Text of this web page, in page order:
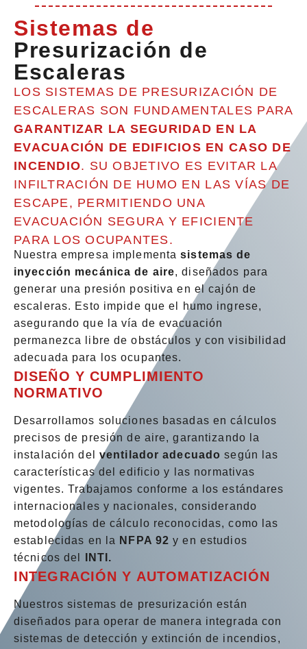
Sistemas de
Presurización de
Escaleras
LOS SISTEMAS DE PRESURIZACIÓN DE
ESCALERAS SON FUNDAMENTALES PARA
GARANTIZAR LA SEGURIDAD EN LA
EVACUACIÓN DE EDIFICIOS EN CASO DE
INCENDIO. SU OBJETIVO ES EVITAR LA
INFILTRACIÓN DE HUMO EN LAS VÍAS DE
ESCAPE, PERMITIENDO UNA
EVACUACIÓN SEGURA Y EFICIENTE
PARA LOS OCUPANTES.
Nuestra empresa implementasistemas de
inyección mecánica de aire, diseñados para
generar una presión positiva en el cajón de
escaleras. Esto impide que el humo ingrese,
asegurando que la vía de evacuación
permanezca libre de obstáculos y con visibilidad
adecuada para los ocupantes.
DISEÑO Y CUMPLIMIENTO
NORMATIVO
Desarrollamos soluciones basadas en cálculos
precisos de presión de aire, garantizando la
instalación del ventilador adecuado según las
características del edificio y las normativas
vigentes. Trabajamos conforme a los estándares
internacionales y nacionales, considerando
metodologías de cálculo reconocidas, como las
establecidas en la NFPA 92 y en estudios
técnicos del
INTI.
INTEGRACIÓN Y AUTOMATIZACIÓN
Nuestros sistemas de presurización están
diseñados para operar de manera integrada con
sistemas de detección y extinción de incendios,